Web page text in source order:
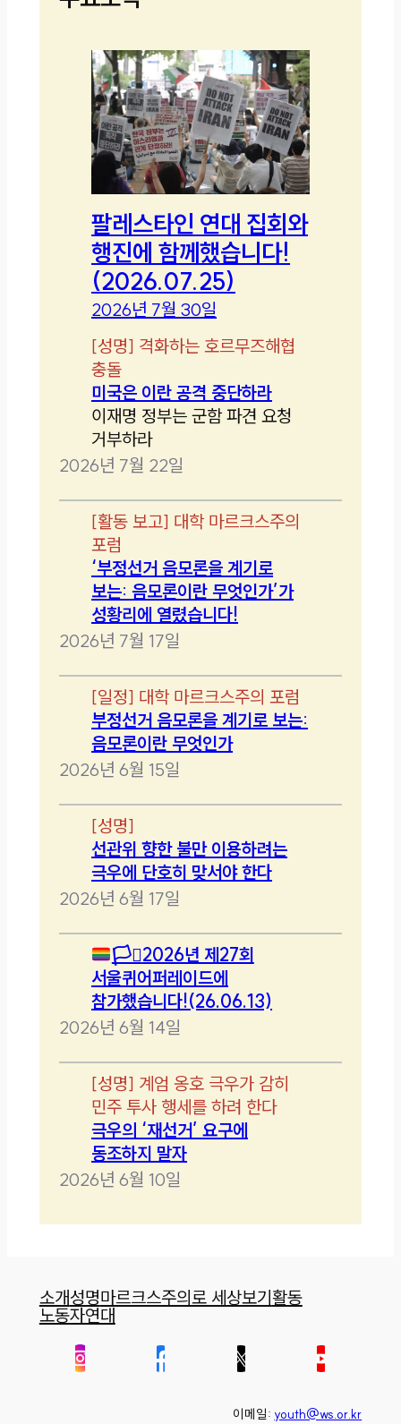
팔레스타인 연대 집회와
행진에 함께했습니다!
(2026.07.25)
2026년 7월 30일
[성명] 격화하는 호르무즈해협
충돌
미국은 이란 공격 중단하라
이재명 정부는 군함 파견 요청
거부하라
2026년 7월 22일
[활동 보고] 대학 마르크스주의
포럼
‘부정선거 음모론을 계기로
보는: 음모론이란 무엇인가’가
성황리에 열렸습니다!
2026년 7월 17일
[일정] 대학 마르크스주의 포럼
부정선거 음모론을 계기로 보는:
음모론이란 무엇인가
2026년 6월 15일
[성명]
선관위 향한 불만 이용하려는
극우에 단호히 맞서야 한다
2026년 6월 17일
🏳️‍⚧️2026년 제27회
서울퀴어퍼레이드에
참가했습니다!(26.06.13)
2026년 6월 14일
[성명] 계엄 옹호 극우가 감히
민주 투사 행세를 하려 한다
극우의 ‘재선거’ 요구에
동조하지 말자
2026년 6월 10일
소개성명마르크스주의로 세상보기활동
노동자연대
이메일: youth@ws.or.kr